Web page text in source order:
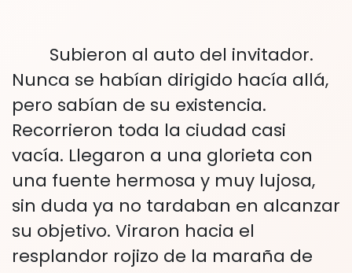
Subieron al auto del invitador.
Nunca se habían dirigido hacía allá,
pero sabían de su existencia.
Recorrieron toda la ciudad casi
vacía. Llegaron a una glorieta con
una fuente hermosa y muy lujosa,
sin duda ya no tardaban en alcanzar
su objetivo. Viraron hacia el
resplandor rojizo de la maraña de